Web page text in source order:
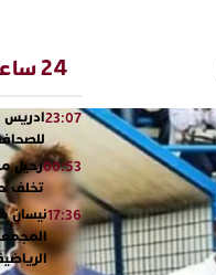
24 ساعة
23:07ادريس
00:53رحيل
تخلف
17:36نيسان